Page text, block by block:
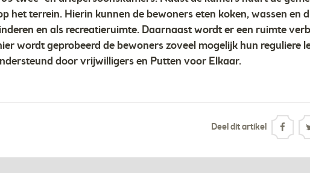
het terrein. Hierin kunnen de bewoners eten koken, wassen en
en als recreatieruimte. Daarnaast wordt er een ruimte
wordt geprobeerd de bewoners zoveel mogelijk hun reguliere
door vrijwilligers en Putten voor Elkaar.
Deel dit artikel